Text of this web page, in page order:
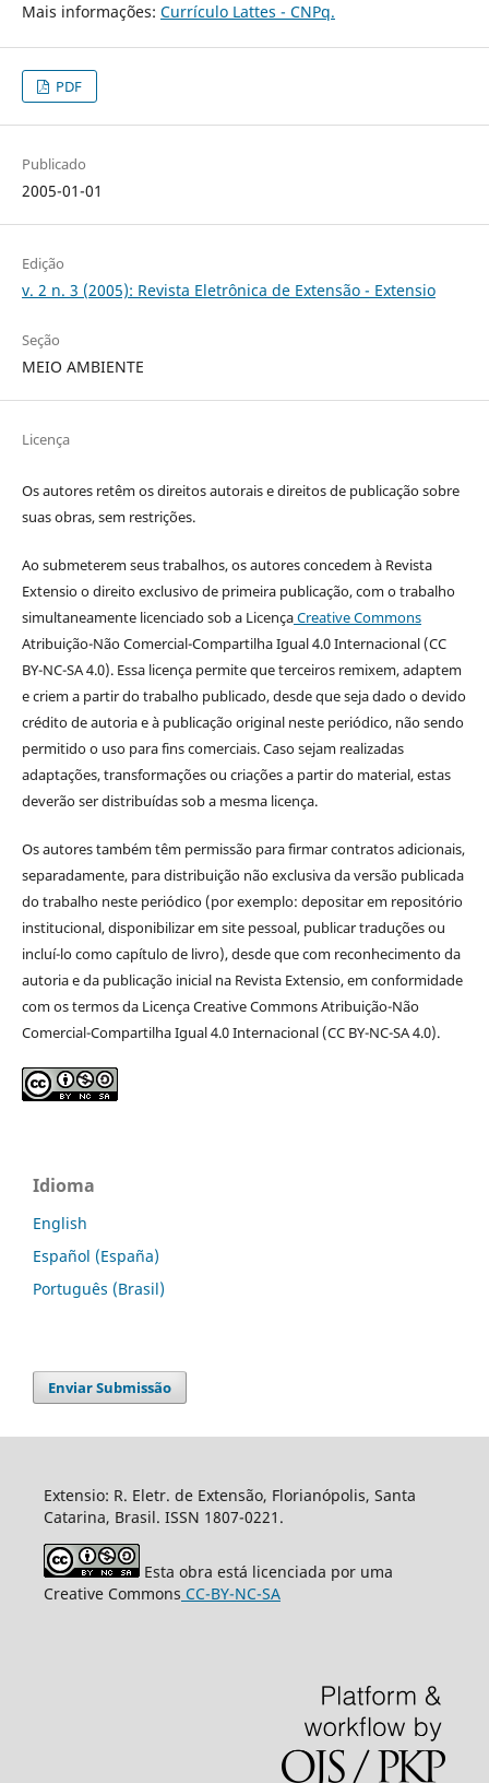
Mais informações: Currículo Lattes - CNPq.
PDF
Publicado
2005-01-01
Edição
v. 2 n. 3 (2005): Revista Eletrônica de Extensão - Extensio
Seção
MEIO AMBIENTE
Licença
Os autores retêm os direitos autorais e direitos de publicação sobre
suas obras, sem restrições.
Ao submeterem seus trabalhos, os autores concedem à Revista
Extensio o direito exclusivo de primeira publicação, com o trabalho
simultaneamente licenciado sob a LicençaCreative Commons
Atribuição-Não Comercial-Compartilha Igual 4.0 Internacional (CC
BY-NC-SA 4.0). Essa licença permite que terceiros remixem, adaptem
e criem a partir do trabalho publicado, desde que seja dado o devido
crédito de autoria e à publicação original neste periódico, não sendo
permitido o uso para fins comerciais. Caso sejam realizadas
adaptações, transformações ou criações a partir do material, estas
deverão ser distribuídas sob a mesma licença.
Os autores também têm permissão para firmar contratos adicionais,
separadamente, para distribuição não exclusiva da versão publicada
do trabalho neste periódico (por exemplo: depositar em repositório
institucional, disponibilizar em site pessoal, publicar traduções ou
incluí-lo como capítulo de livro), desde que com reconhecimento da
autoria e da publicação inicial na Revista Extensio, em conformidade
com os termos da Licença Creative Commons Atribuição-Não
Comercial-Compartilha Igual 4.0 Internacional (CC BY-NC-SA 4.0).
Idioma
English
Español (España)
Português (Brasil)
Enviar Submissão
Extensio: R. Eletr. de Extensão, Florianópolis, Santa
Catarina, Brasil. ISSN 1807-0221.
Esta obra está licenciada por uma
Creative Commons CC-BY-NC-SA